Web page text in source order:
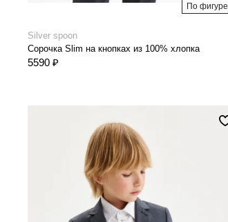
По фигуре
Silver spoon
Сорочка Slim на кнопках из 100% хлопка
5590 ₽